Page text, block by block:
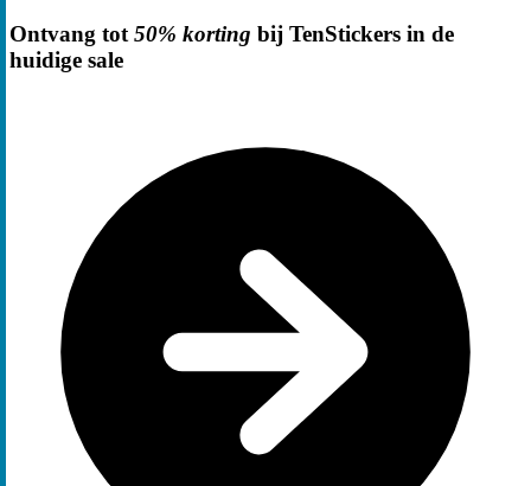
Ontvang tot50% korting bij TenStickers in de
huidige sale